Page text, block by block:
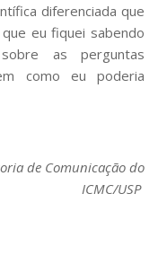
diferenciada que
eu fiquei sabendo
as perguntas
como eu poderia
de Comunicação do
ICMC/USP